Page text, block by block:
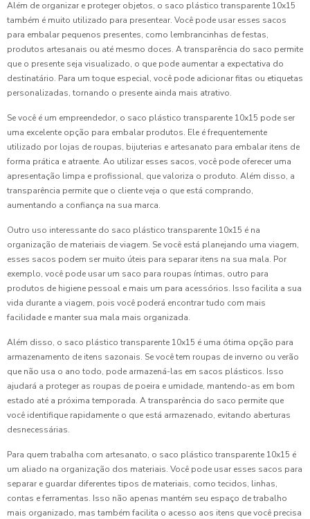
Além de organizar e proteger objetos, o saco plástico transparente 10x15
também é muito utilizado para presentear. Você pode usar esses sacos
para embalar pequenos presentes, como lembrancinhas de festas,
produtos artesanais ou até mesmo doces. A transparência do saco permite
que o presente seja visualizado, o que pode aumentar a expectativa do
destinatário. Para um toque especial, você pode adicionar fitas ou etiquetas
personalizadas, tornando o presente ainda mais atrativo.
Se você é um empreendedor, o saco plástico transparente 10x15 pode ser
uma excelente opção para embalar produtos. Ele é frequentemente
utilizado por lojas de roupas, bijuterias e artesanato para embalar itens de
forma prática e atraente. Ao utilizar esses sacos, você pode oferecer uma
apresentação limpa e profissional, que valoriza o produto. Além disso, a
transparência permite que o cliente veja o que está comprando,
aumentando a confiança na sua marca.
Outro uso interessante do saco plástico transparente 10x15 é na
organização de materiais de viagem. Se você está planejando uma viagem,
esses sacos podem ser muito úteis para separar itens na sua mala. Por
exemplo, você pode usar um saco para roupas íntimas, outro para
produtos de higiene pessoal e mais um para acessórios. Isso facilita a sua
vida durante a viagem, pois você poderá encontrar tudo com mais
facilidade e manter sua mala mais organizada.
Além disso, o saco plástico transparente 10x15 é uma ótima opção para
armazenamento de itens sazonais. Se você tem roupas de inverno ou verão
que não usa o ano todo, pode armazená-las em sacos plásticos. Isso
ajudará a proteger as roupas de poeira e umidade, mantendo-as em bom
estado até a próxima temporada. A transparência do saco permite que
você identifique rapidamente o que está armazenado, evitando aberturas
desnecessárias.
Para quem trabalha com artesanato, o saco plástico transparente 10x15 é
um aliado na organização dos materiais. Você pode usar esses sacos para
separar e guardar diferentes tipos de materiais, como tecidos, linhas,
contas e ferramentas. Isso não apenas mantém seu espaço de trabalho
mais organizado, mas também facilita o acesso aos itens que você precisa